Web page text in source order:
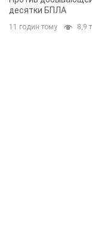
десятки БПЛА
11 годин тому 8,9